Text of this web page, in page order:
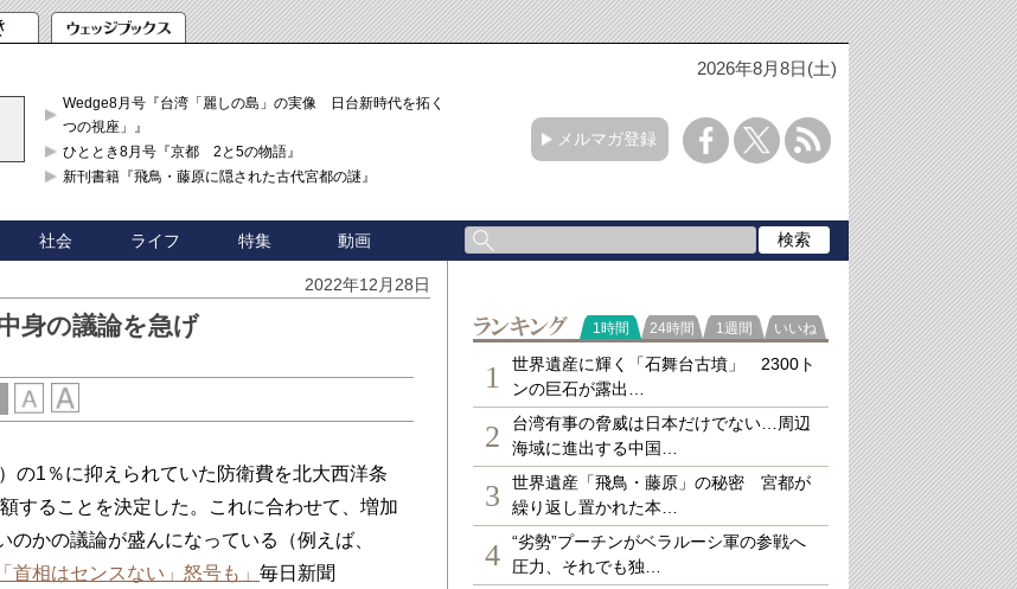
2026年8月8日(土)
Wedge8月号『台湾「麗しの島」の実像 日台新時代を拓く「3
つの視座」』
ひととき8月号『京都 2と5の物語』
新刊書籍『飛鳥・藤原に隠された古代宮都の謎』
メルマガ登録
社会 ライフ 特集 動画
2022年12月28日
身の議論を急げ
1％に抑えられていた防衛費を北大西洋条
することを決定した。これに合わせて、増加
かの議論が盛んになっている（例えば、
相はセンスない」怒号も」 毎日新聞
ランキング
1時間 24時間 1週間 いいね
1
世界遺産に輝く「石舞台古墳」 2300ト
ンの巨石が露出…
2
台湾有事の脅威は日本だけでない…周辺
海域に進出する中国…
3
世界遺産「飛鳥・藤原」の秘密 宮都が
繰り返し置かれた本…
4
“劣勢”プーチンがベラルーシ軍の参戦へ
圧力、それでも独…